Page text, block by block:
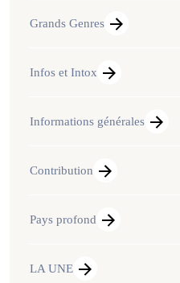
Grands Genres
Infos et Intox
Informations générales
Contribution
Pays profond
LA UNE